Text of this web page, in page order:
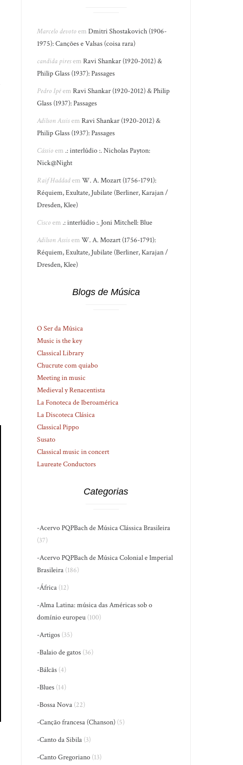
Marcelo devotoemDmitri Shostakovich (1906-
1975): Canções e Valsas (coisa rara)
candida piresemRavi Shankar (1920-2012) &
Philip Glass (1937): Passages
Pedro IpêemRavi Shankar (1920-2012) & Philip
Glass (1937): Passages
Adilson AssisemRavi Shankar (1920-2012) &
Philip Glass (1937): Passages
Cássioem .: interlúdio :. Nicholas Payton:
Nick@Night
Raif HaddademW. A. Mozart (1756-1791):
Réquiem, Exultate, Jubilate (Berliner, Karajan /
Dresden, Klee)
Ciscoem .: interlúdio :. Joni Mitchell: Blue
Adilson AssisemW. A. Mozart (1756-1791):
Réquiem, Exultate, Jubilate (Berliner, Karajan /
Dresden, Klee)
Blogs de Música
O Ser da Música
Music is the key
Classical Library
Chucrute com quiabo
Meeting in music
Medieval y Renacentista
La Fonoteca de Iberoamérica
La Discoteca Clásica
Classical Pippo
Susato
Classical music in concert
Laureate Conductors
Categorias
-Acervo PQPBach de Música Clássica Brasileira
(37)
-Acervo PQPBach de Música Colonial e Imperial
Brasileira (186)
-África (12)
-Alma Latina: música das Américas sob o
domínio europeu (100)
-Artigos (35)
-Balaio de gatos (36)
-Bálcãs (4)
-Blues (14)
-Bossa Nova (22)
-Canção francesa (Chanson) (5)
-Canto da Sibila (3)
-Canto Gregoriano (13)